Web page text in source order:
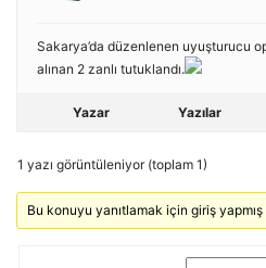
Sakarya’da düzenlenen uyuşturucu
alınan 2 zanlı tutuklandı.
Yazar Yazılar
1 yazı görüntüleniyor (toplam 1)
Bu konuyu yanıtlamak için giriş yapmış